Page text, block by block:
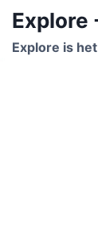
Explore
Explore is